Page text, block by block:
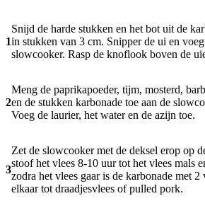
1
Snijd de harde stukken en het bot uit de
in stukken van 3 cm. Snipper de ui en
slowcooker. Rasp de knoflook boven de
2
Meng de paprikapoeder, tijm, mosterd,
en de stukken karbonade toe aan de
Voeg de laurier, het water en de azijn toe.
3
Zet de slowcooker met de deksel erop op
stoof het vlees 8-10 uur tot het vlees mals
zodra het vlees gaar is de karbonade met
elkaar tot draadjesvlees of pulled pork.